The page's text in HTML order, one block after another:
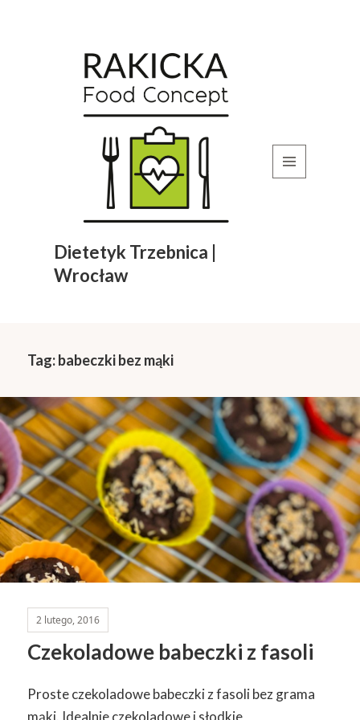
Dietetyk Trzebnica |
Wrocław
Tag:babeczki bez mąki
2 lutego, 2016
Czekoladowe babeczki z fasoli
Proste czekoladowe babeczki z fasoli bez grama
mąki. Idealnie czekoladowe i słodkie